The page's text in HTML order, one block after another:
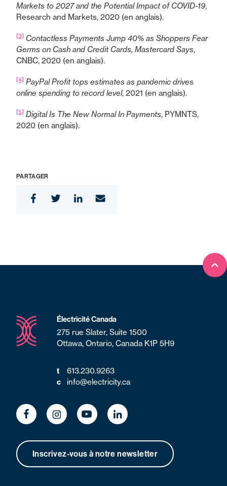
Markets to 2027 and the Potential Impact of COVID-19,
Research and Markets, 2020 (en anglais).
[3] Contactless Payments Jump 40% as Shoppers Fear
Germs on Cash and Credit Cards, Mastercard Says,
CNBC, 2020 (en anglais).
[4] PayPal Profit tops estimates as pandemic drives
online spending to record level, 2021 (en anglais).
[5] Digital Is The New Normal In Payments, PYMNTS,
2020 (en anglais).
PARTAGER
Électricité Canada
275 rue Slater, Suite 1500
Ottawa, Ontario, Canada K1P 5H9
t 613.230.9263
c info@electricity.ca
Inscrivez-vous à notre newsletter